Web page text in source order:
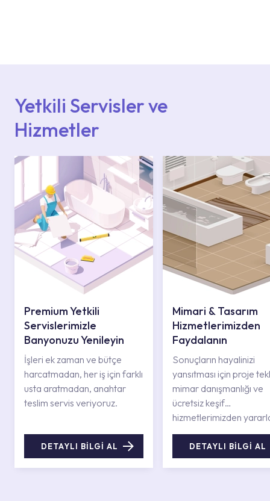
Yetkili Servisler ve
Hizmetler
Premium Yetkili
Servislerimizle
Banyonuzu Yenileyin
İşleri ek zaman ve bütçe
harcatmadan, her iş için farklı
usta aratmadan, anahtar
teslim servis veriyoruz.
DETAYLI BİLGİ AL
Mimari & Tasarım
Hizmetlerimizden
Faydalanın
Sonuçların hayalinizi
yansıtması için proje
mimar danışmanlığı ve
ücretsiz keşif
hizmetlerimizden
DETAYLI BİLGİ AL